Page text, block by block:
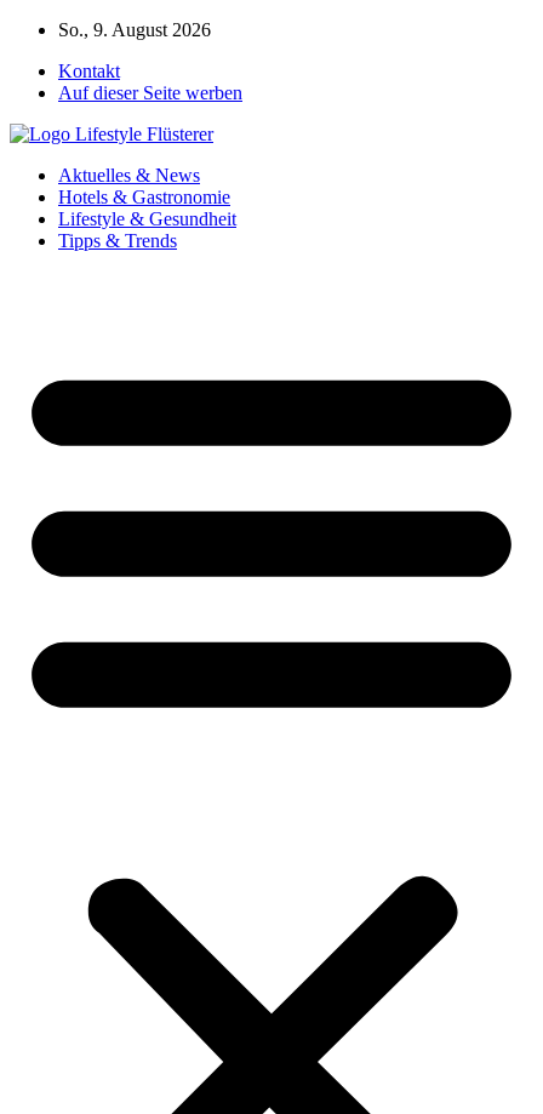
Zum
springen
So., 9. August 2026
Kontakt
Auf dieser Seite werben
Aktuelles & News
Hotels & Gastronomie
Lifestyle & Gesundheit
Tipps & Trends